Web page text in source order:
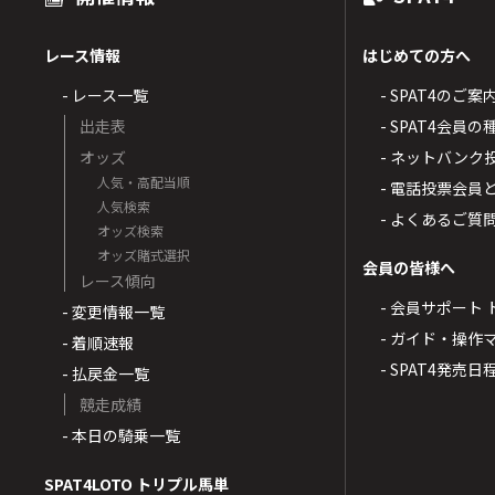
レース情報
- レース一覧
出走表
オッズ
人気・高配当順
人気検索
オッズ検索
オッズ賭式選択
レース傾向
- 変更情報一覧
- 着順速報
- 払戻金一覧
競走成績
- 本日の騎乗一覧
SPAT4LOTO トリプル馬単
はじめての方へ
- SPAT4のご案
- SPAT4会員の
- ネットバンク
- 電話投票会員
- よくあるご質
会員の皆様へ
- 会員サポート
- ガイド・操作
- SPAT4発売日